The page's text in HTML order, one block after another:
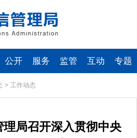
公开 服务 监管 互动 专题
> 工作动态
理局召开深入贯彻中央